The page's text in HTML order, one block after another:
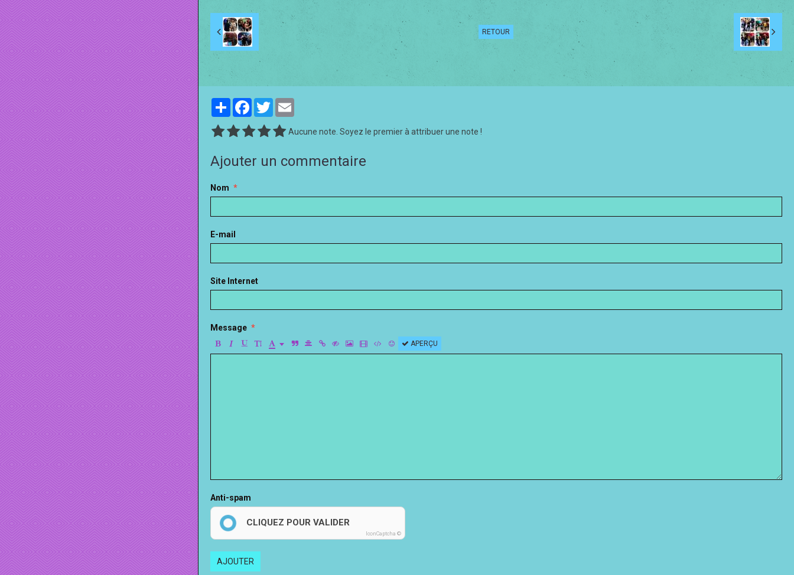
RETOUR
PartagerFacebookTwitter
Aucune note. Soyez le premier à attribuer une note !
Ajouter un commentaire
Nom
E-mail
Site Internet
Message
APERÇU
Anti-spam
CLIQUEZ POUR VALIDER
IconCaptcha ©
AJOUTER